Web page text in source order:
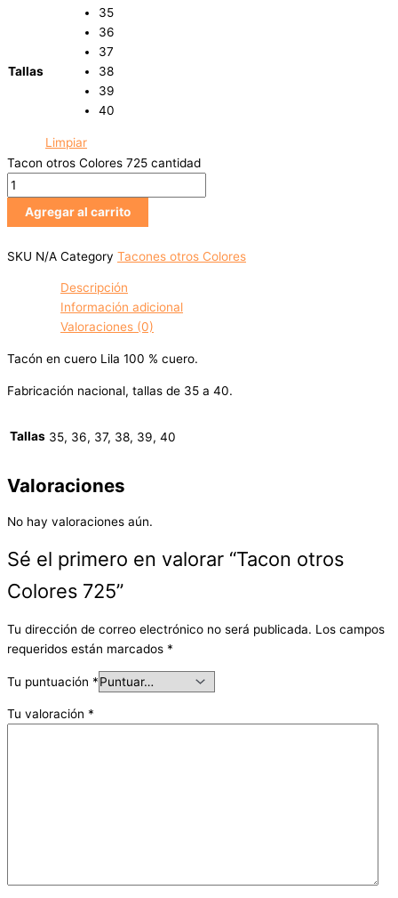
Tallas
35
36
37
38
39
40
Limpiar
Tacon otros Colores 725 cantidad
Agregar al carrito
SKU N/A Category Tacones otros Colores
Descripción
Información adicional
Valoraciones (0)
Tacón en cuero Lila 100 % cuero.
Fabricación nacional, tallas de 35 a 40.
Tallas 35, 36, 37, 38, 39, 40
Valoraciones
No hay valoraciones aún.
Sé el primero en valorar “Tacon otros
Colores 725”
Tu dirección de correo electrónico no será publicada. Los campos
requeridos están marcados *
Tu puntuación *
Tu valoración *